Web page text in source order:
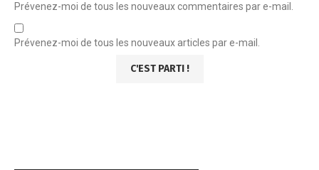
Prévenez-moi de tous les nouveaux commentaires par e-mail.
Prévenez-moi de tous les nouveaux articles par e-mail.